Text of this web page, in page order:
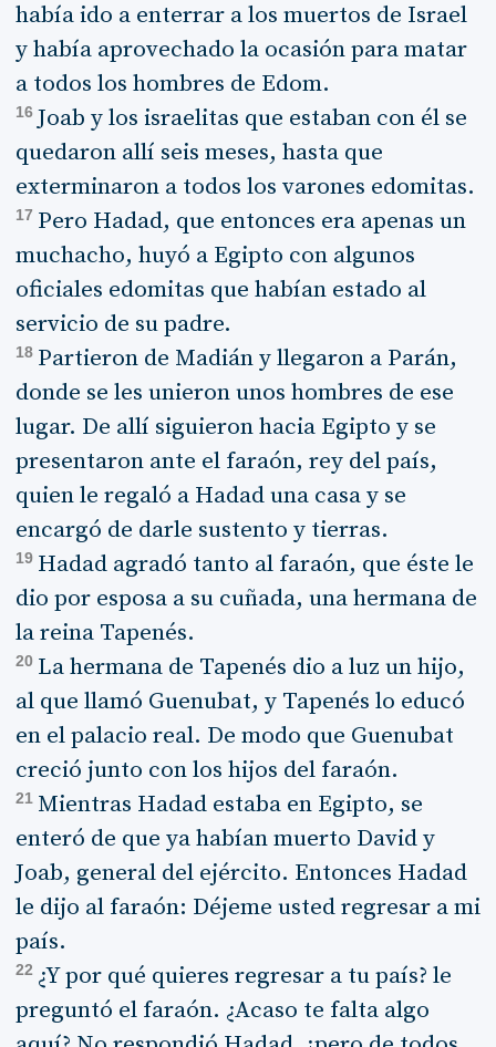
había ido a enterrar a los muertos de Israel
y había aprovechado la ocasión para matar
a todos los hombres de Edom.
16 Joab y los israelitas que estaban con él se
quedaron allí seis meses, hasta que
exterminaron a todos los varones edomitas.
17 Pero Hadad, que entonces era apenas un
muchacho, huyó a Egipto con algunos
oficiales edomitas que habían estado al
servicio de su padre.
18 Partieron de Madián y llegaron a Parán,
donde se les unieron unos hombres de ese
lugar. De allí siguieron hacia Egipto y se
presentaron ante el faraón, rey del país,
quien le regaló a Hadad una casa y se
encargó de darle sustento y tierras.
19 Hadad agradó tanto al faraón, que éste le
dio por esposa a su cuñada, una hermana de
la reina Tapenés.
20 La hermana de Tapenés dio a luz un hijo,
al que llamó Guenubat, y Tapenés lo educó
en el palacio real. De modo que Guenubat
creció junto con los hijos del faraón.
21 Mientras Hadad estaba en Egipto, se
enteró de que ya habían muerto David y
Joab, general del ejército. Entonces Hadad
le dijo al faraón: Déjeme usted regresar a mi
país.
22 ¿Y por qué quieres regresar a tu país? le
preguntó el faraón. ¿Acaso te falta algo